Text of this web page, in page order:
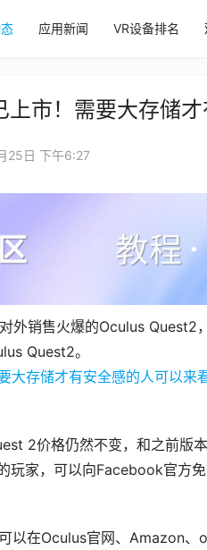
应用新闻 VR设备排名
市！需要大存储才
25日 下午6:27
外销售火爆的Oculus Quest2
Quest2。
2价格仍然不变，和之前版
家，可以向Facebook官方免
以在Oculus官网、Amazon